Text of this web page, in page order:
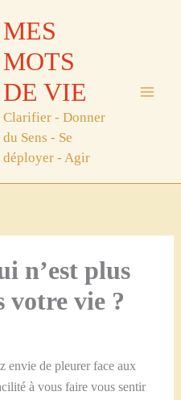
MES
MOTS
DE VIE
Clarifier - Donner
du Sens - Se
déployer - Agir
n’est plus
votre vie ?
envie de pleurer face aux
à vous faire vous sentir